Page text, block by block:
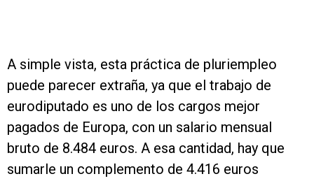
A simple vista, esta práctica de pluriempleo
puede parecer extraña, ya que el trabajo de
eurodiputado es uno de los cargos mejor
pagados de Europa, con un salario mensual
bruto de 8.484 euros. A esa cantidad, hay que
sumarle un complemento de 4.416 euros